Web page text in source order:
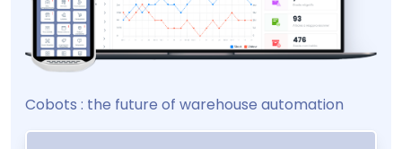
Cobots : the future of warehouse automation